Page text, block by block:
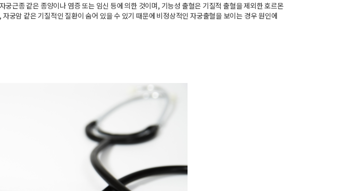
근종 같은 종양이나 염증 또는 임신 등에 의한 것이며, 기능성 출혈은 기질적 출혈을 제외한 호르몬
궁암 같은 기질적인 질환이 숨어 있을 수 있기 때문에 비정상적인 자궁출혈을 보이는 경우 원인에